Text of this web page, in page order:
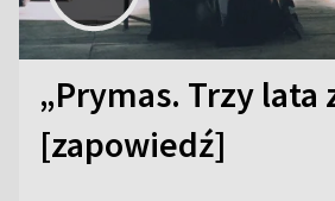
„Prymas. Trzy lata
[zapowiedź]